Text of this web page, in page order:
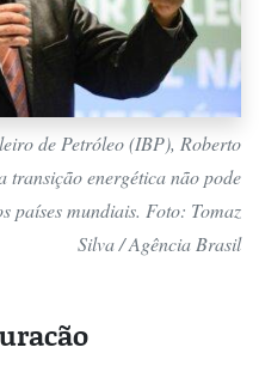
de Petróleo (IBP), Roberto
transição energética não pode
países mundiais. Foto: Tomaz
Silva / Agência Brasil